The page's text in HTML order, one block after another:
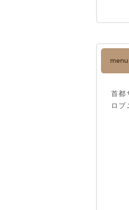
menu
首都
ロブ